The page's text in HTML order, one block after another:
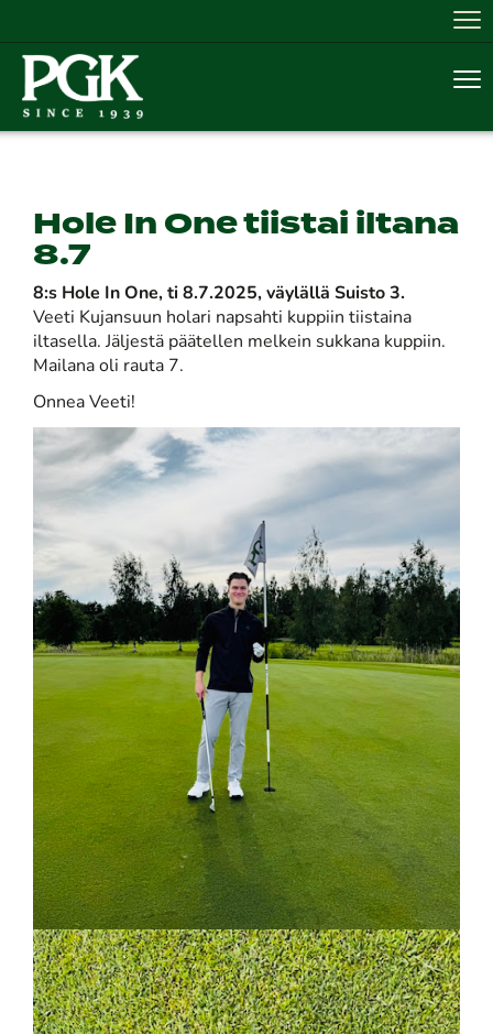
Hole In One tiistai iltana
8.7
8:s Hole In One, ti 8.7.2025, väylällä Suisto 3.
Veeti Kujansuun holari napsahti kuppiin tiistaina
iltasella. Jäljestä päätellen melkein sukkana kuppiin.
Mailana oli rauta 7.
Onnea Veeti!